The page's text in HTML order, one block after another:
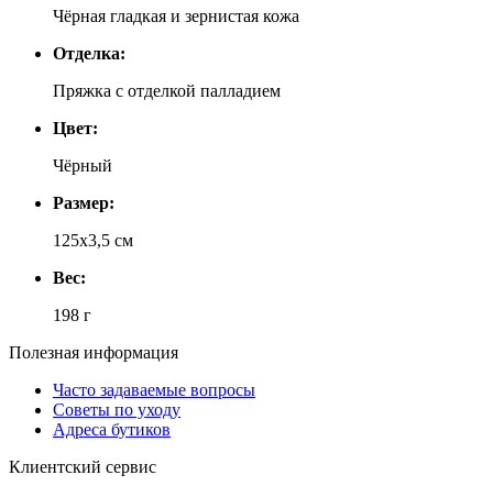
Чёрная гладкая и зернистая кожа
Отделка:
Пряжка с отделкой палладием
Цвет:
Чёрный
Размер:
125х3,5 см
Вес:
198 г
Полезная информация
Часто задаваемые вопросы
Советы по уходу
Адреса бутиков
Клиентский сервис